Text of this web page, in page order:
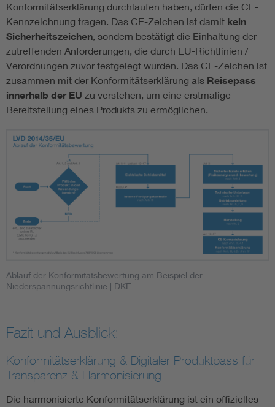
Konformitätserklärung durchlaufen haben, dürfen die CE-
Kennzeichnung tragen. Das CE-Zeichen ist damit kein
Sicherheitszeichen, sondern bestätigt die Einhaltung der
zutreffenden Anforderungen, die durch EU-Richtlinien /
Verordnungen zuvor festgelegt wurden. Das CE-Zeichen ist
zusammen mit der Konformitätserklärung als Reisepass
innerhalb der EU zu verstehen, um eine erstmalige
Bereitstellung eines Produkts zu ermöglichen.
Ablauf der Konformitätsbewertung am Beispiel der
Niederspannungsrichtlinie | DKE
Fazit und Ausblick:
Konformitätserklärung & Digitaler Produktpass für
Transparenz & Harmonisierung
Die harmonisierte Konformitätserklärung ist ein offizielles